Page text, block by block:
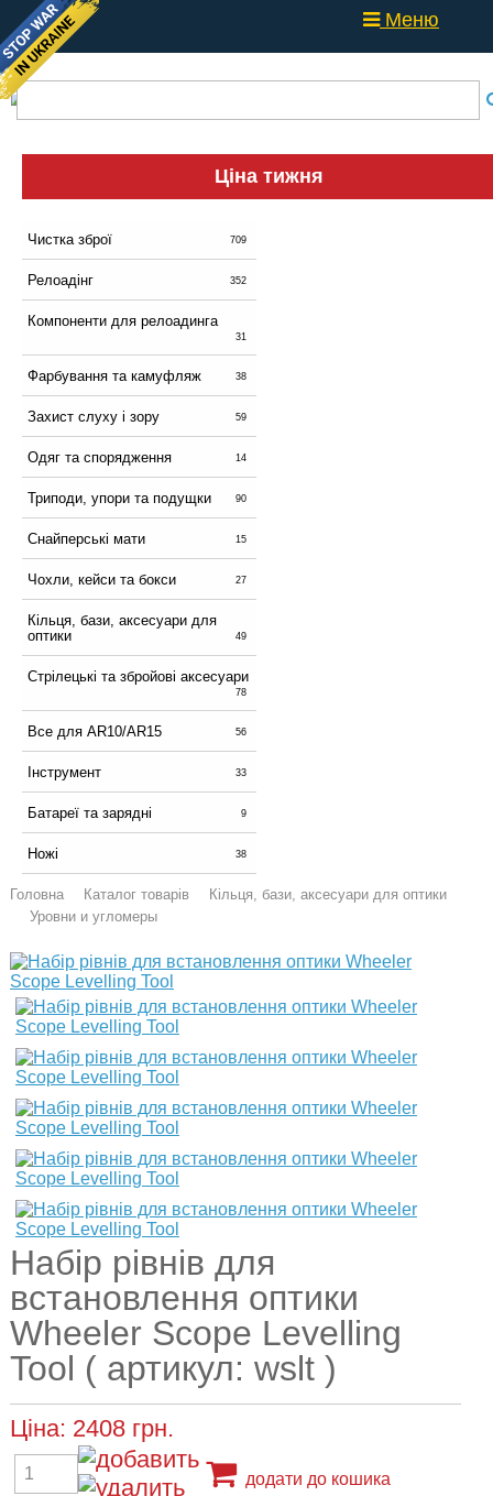
Меню
Ціна тижня
Чистка зброї 709
Релоадінг 352
Компоненти для релоадинга
31
Фарбування та камуфляж 38
Захист слуху і зору 59
Одяг та спорядження 14
Триподи, упори та подущки 90
Снайперські мати 15
Чохли, кейси та бокси 27
Кільця, бази, аксесуари для
оптики
49
Стрілецькі та збройові аксесуари
78
Все для AR10/AR15 56
Інструмент 33
Батареї та зарядні 9
Ножі 38
Головна Каталог товарів
Кільця, бази, аксесуари для оптики
Уровни и угломеры
Набір рівнів для
встановлення оптики
Wheeler Scope Levelling
Tool ( артикул: wslt )
Ціна: 2408 грн.
додати до кошика